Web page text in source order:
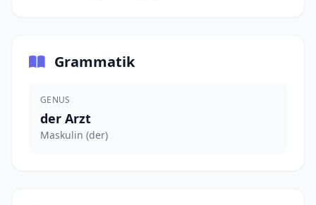
Grammatik
GENUS
der Arzt
Maskulin (der)